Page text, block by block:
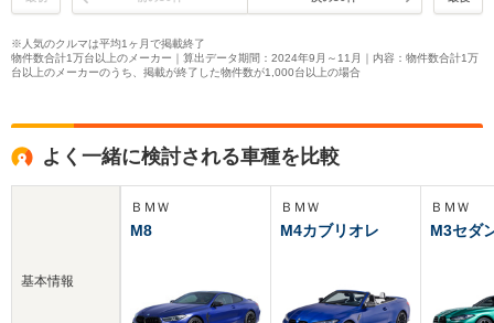
※人気のクルマは平均1ヶ月で掲載終了
物件数合計1万台以上のメーカー｜算出データ期間：2024年9月～11月｜内容：物件数合計1万
台以上のメーカーのうち、掲載が終了した物件数が1,000台以上の場合
よく一緒に検討される車種を比較
基本情報
ＢＭＷ
M8
ＢＭＷ
M4カブリオレ
ＢＭＷ
M3セダ